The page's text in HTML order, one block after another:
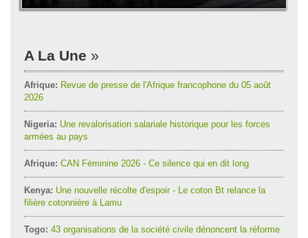
A La Une
Afrique: Revue de presse de l'Afrique francophone du 05 août
2026
Nigeria: Une revalorisation salariale historique pour les forces
armées au pays
Afrique: CAN Féminine 2026 - Ce silence qui en dit long
Kenya: Une nouvelle récolte d'espoir - Le coton Bt relance la
filière cotonnière à Lamu
Togo: 43 organisations de la société civile dénoncent la réforme